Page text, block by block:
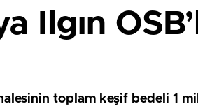
Ilgın
toplam keşif bedeli 1